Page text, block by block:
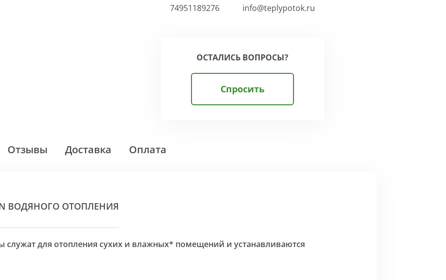
74951189276
info@teplypotok.ru
ОСТАЛИСЬ ВОПРОСЫ?
Спросить
Отзывы Доставка Оплата
ВОДЯНОГО ОТОПЛЕНИЯ
служат для отопления сухих и влажных* помещений и устанавливаются